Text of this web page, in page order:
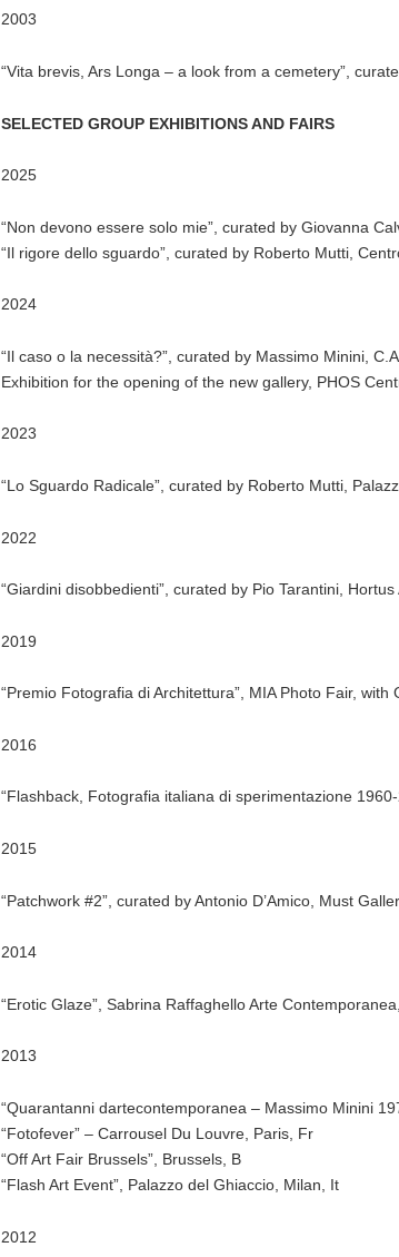
2003
“Vita brevis, Ars Longa – a look from a cemetery”,
SELECTED GROUP EXHIBITIONS AND FAIRS
2025
“Non devono essere solo mie”, curated by Giovanna
“Il rigore dello sguardo”, curated by Roberto Mutti,
2024
“Il caso o la necessità?”, curated by Massimo Minini,
Exhibition for the opening of the new gallery, PHOS
2023
“Lo Sguardo Radicale”, curated by Roberto Mutti,
2022
“Giardini disobbedienti”, curated by Pio Tarantini,
2019
“Premio Fotografia di Architettura”, MIA Photo Fair, with
2016
“Flashback, Fotografia italiana di sperimentazione
2015
“Patchwork #2”, curated by Antonio D’Amico, Must
2014
“Erotic Glaze”, Sabrina Raffaghello Arte
2013
“Quarantanni dartecontemporanea – Massimo Minini
“Fotofever” – Carrousel Du Louvre, Paris, Fr
“Off Art Fair Brussels”, Brussels, B
“Flash Art Event”, Palazzo del Ghiaccio, Milan, It
2012